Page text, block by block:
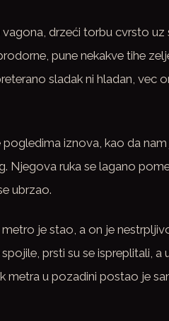
drzeći torbu cvrsto
pune nekakve tihe
sladak ni hladan, vec
pogledima iznova, kao da
Njegova ruka se lagano
ubrzao.
je stao, a on je
prsti su se ispreplitali,
metra u pozadini postao je